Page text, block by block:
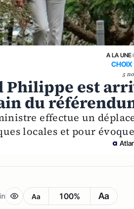
A LA UNE›
CHOIX
5
Philippe est
du
effectue un
locales et pour
Aa 100% Aa